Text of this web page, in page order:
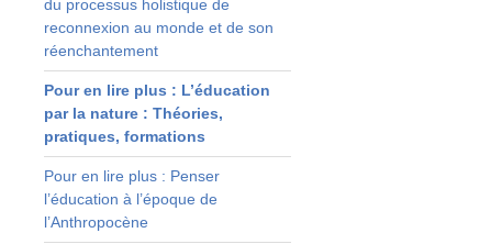
du processus holistique de
reconnexion au monde et de son
réenchantement
Pour en lire plus : L’éducation
par la nature : Théories,
pratiques, formations
Pour en lire plus : Penser
l’éducation à l’époque de
l’Anthropocène